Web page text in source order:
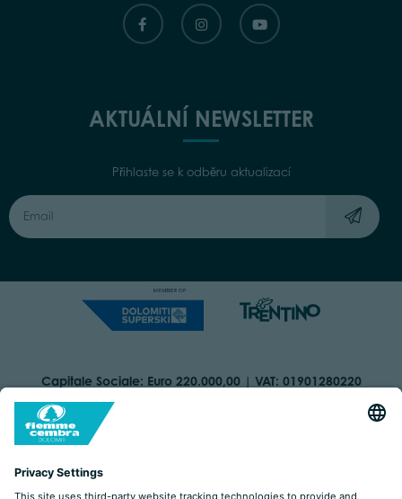
AKTUÁLNÍ NEWSLETTER
Přihlaste se k odběru aktualizací
Capitale Sociale: Euro 220.000,00 | VAT: 01901280220
COOKIES IMPRINT
ORGANIZZAZIONE TRASPARENTE